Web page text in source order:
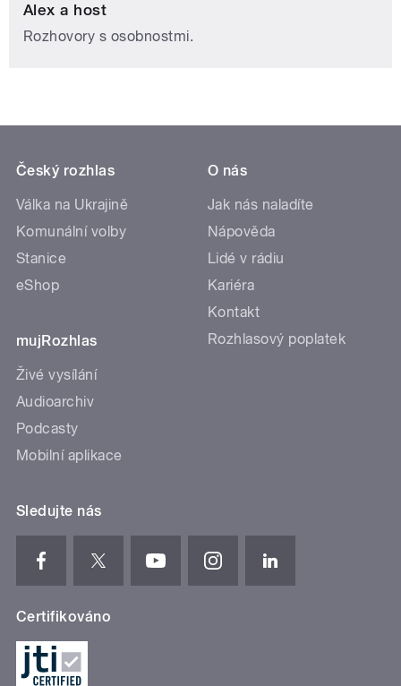
Alex a host
Rozhovory s osobnostmi.
Český rozhlas
Válka na Ukrajině
Komunální volby
Stanice
eShop
mujRozhlas
Živé vysílání
Audioarchiv
Podcasty
Mobilní aplikace
O nás
Jak nás naladíte
Nápověda
Lidé v rádiu
Kariéra
Kontakt
Rozhlasový poplatek
Sledujte nás
Certifikováno